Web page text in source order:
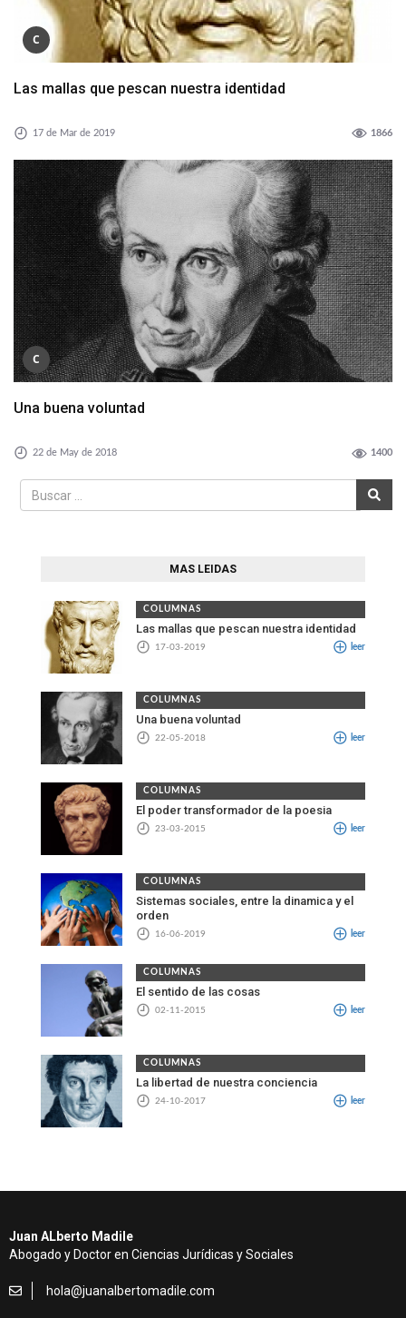
C
Las mallas que pescan nuestra identidad
17 de Mar de 2019 1866
C
Una buena voluntad
22 de May de 2018 1400
MAS LEIDAS
COLUMNAS
Las mallas que pescan nuestra identidad
17-03-2019 leer
COLUMNAS
Una buena voluntad
22-05-2018 leer
COLUMNAS
El poder transformador de la poesia
23-03-2015 leer
COLUMNAS
Sistemas sociales, entre la dinamica y el
orden
16-06-2019 leer
COLUMNAS
El sentido de las cosas
02-11-2015 leer
COLUMNAS
La libertad de nuestra conciencia
24-10-2017 leer
Juan ALberto Madile
Abogado y Doctor en Ciencias Jurídicas y Sociales
hola@juanalbertomadile.com